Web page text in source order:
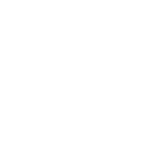
1 sierpnia 2026